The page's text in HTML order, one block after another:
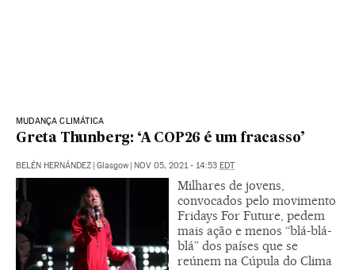
MUDANÇA CLIMÁTICA
Greta Thunberg: ‘A COP26 é um fracasso’
BELÉN HERNÁNDEZ Glasgow NOV 05, 2021 - 14:53 EDT
Milhares de jovens,
convocados pelo movimento
Fridays For Future, pedem
mais ação e menos “blá-blá-
blá” dos países que se
reúnem na Cúpula do Clima